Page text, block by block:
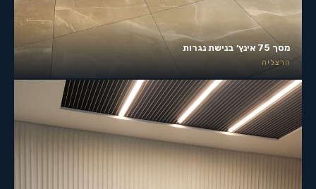
מסך 75 אינץ׳ בנישת נגרות
הרצליה